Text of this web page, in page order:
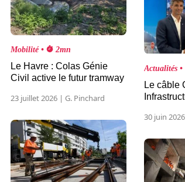
Mobilité • 2mn
Le Havre : Colas Génie
Civil active le futur tramway
23 juillet 2026 | G. Pinchard
Actualités •
Le câble
30 juin